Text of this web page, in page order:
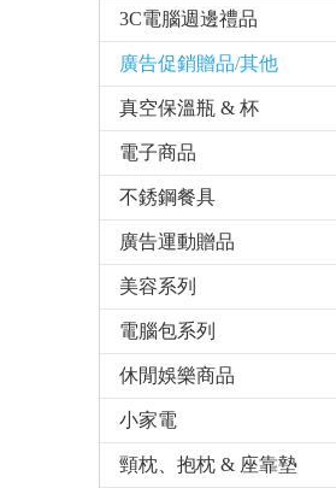
3C電腦週邊禮品
廣告促銷贈品/其他
真空保溫瓶 & 杯
電子商品
不銹鋼餐具
廣告運動贈品
美容系列
電腦包系列
休閒娛樂商品
小家電
頸枕、抱枕 & 座靠墊